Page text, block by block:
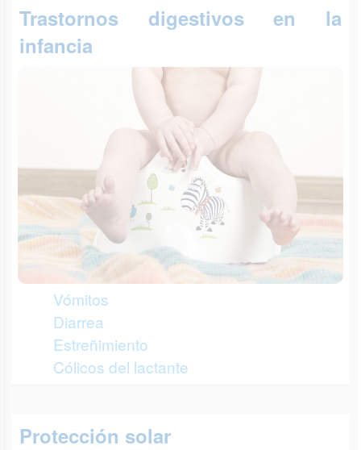
Trastornos digestivos en la
infancia
Vómitos
Diarrea
Estreñimiento
Cólicos del lactante
Protección solar